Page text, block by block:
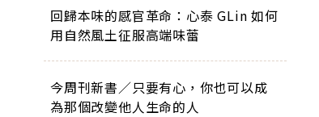
回歸本味的感官革命：心泰 GLin 如何
用自然風土征服高端味蕾
今周刊新書／只要有心，你也可以成
為那個改變他人生命的人